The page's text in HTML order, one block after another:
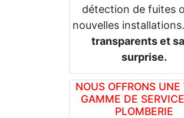
détection de fuites
nouvelles installations.
transparents et
surprise.
NOUS OFFRONS UNE
GAMME DE
PLOMBERIE